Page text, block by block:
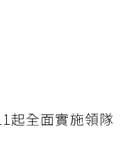
起全面實施領隊